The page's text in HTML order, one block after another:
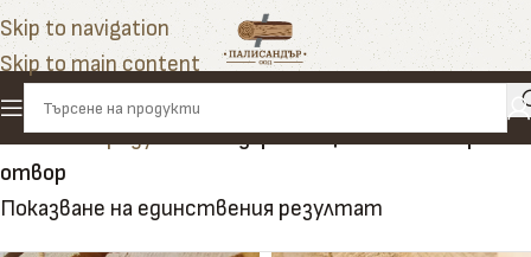
Skip to navigation
Skip to main content
Начало»Продукти»подхранваща табла с широк
отвор
Показване на единствения резултат